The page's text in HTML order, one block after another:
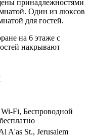
принадлежностями
Один из люксов
для гостей.
на 6 этаже с
накрывают
Fi, Беспроводной
A'as St., Jerusalem